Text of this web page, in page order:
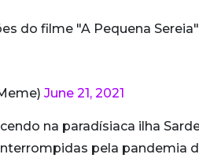
do filme "A Pequena
June 21, 2021
na paradísiaca ilha
pela pandemia